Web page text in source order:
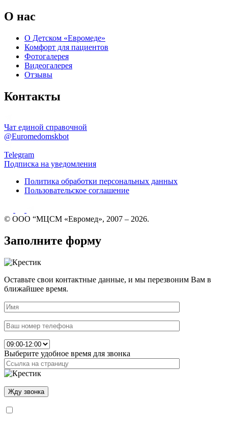
О нас
О Детском «Евромеде»
Комфорт для пациентов
Фотогалерея
Видеогалерея
Отзывы
Контакты
Чат единой справочной
@Euromedomskbot
Telegram
Подписка на уведомления
Политика обработки персональных данных
Пользовательское соглашение
© ООО “МЦСМ «Евромед», 2007 – 2026.
Заполните форму
Оставьте свои контактные данные, и мы перезвоним Вам в
ближайшее время.
Выберите удобное время для звонка